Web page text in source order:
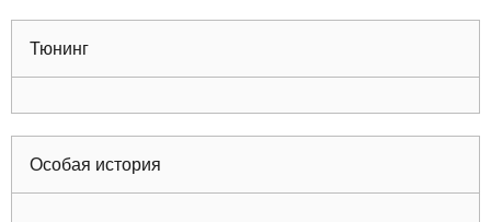
Тюнинг
Особая история